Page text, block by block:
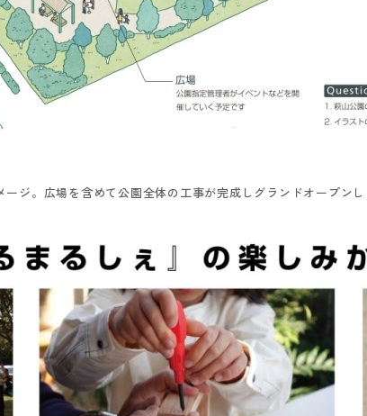
ージ。広場を含めて公園全体の工事が完成しグランドオープンし